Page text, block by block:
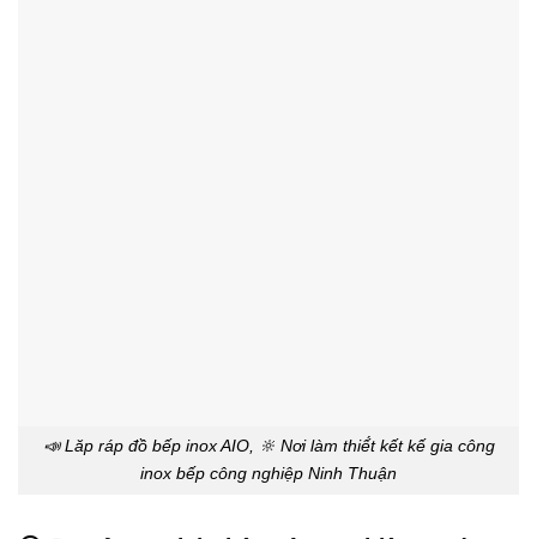
📣 Lăp ráp đồ bếp inox AIO, 🔆 Nơi làm thiế́t kết kế gia công
inox bếp công nghiệp Ninh Thuận